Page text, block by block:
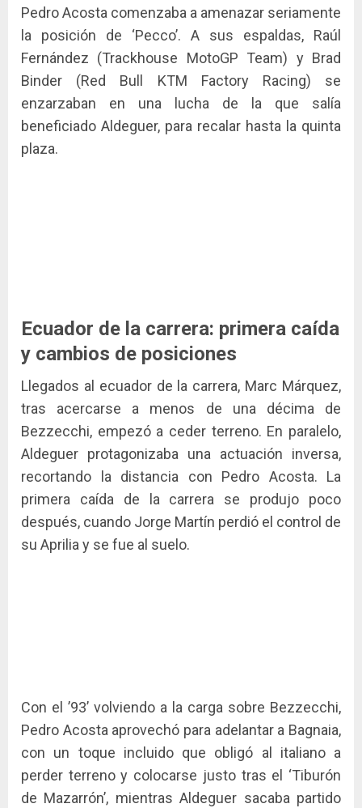
Pedro Acosta comenzaba a amenazar seriamente
la posición de ‘Pecco’. A sus espaldas, Raúl
Fernández (Trackhouse MotoGP Team) y Brad
Binder (Red Bull KTM Factory Racing) se
enzarzaban en una lucha de la que salía
beneficiado Aldeguer, para recalar hasta la quinta
plaza.
Ecuador de la carrera: primera caída
y cambios de posiciones
Llegados al ecuador de la carrera, Marc Márquez,
tras acercarse a menos de una décima de
Bezzecchi, empezó a ceder terreno. En paralelo,
Aldeguer protagonizaba una actuación inversa,
recortando la distancia con Pedro Acosta. La
primera caída de la carrera se produjo poco
después, cuando Jorge Martín perdió el control de
su Aprilia y se fue al suelo.
Con el ’93’ volviendo a la carga sobre Bezzecchi,
Pedro Acosta aprovechó para adelantar a Bagnaia,
con un toque incluido que obligó al italiano a
perder terreno y colocarse justo tras el ‘Tiburón
de Mazarrón’, mientras Aldeguer sacaba partido